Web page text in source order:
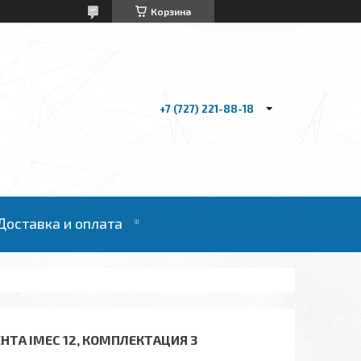
Корзина
+7 (727) 221-88-18
и оплата
IMEC 12, КОМПЛЕКТАЦИЯ 3